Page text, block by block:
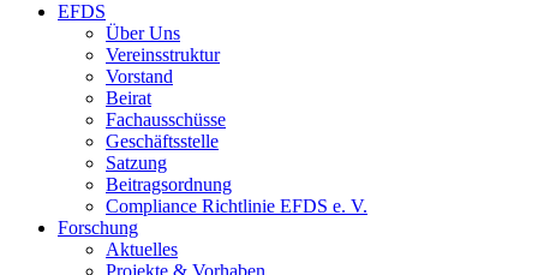
EFDS
Über Uns
Vereinsstruktur
Vorstand
Beirat
Fachausschüsse
Geschäftsstelle
Satzung
Beitragsordnung
Compliance Richtlinie EFDS e. V.
Forschung
Aktuelles
Projekte & Vorhaben